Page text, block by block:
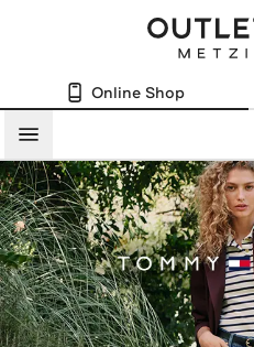
Online Shop
Menü